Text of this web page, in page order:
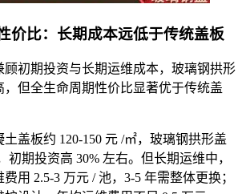
价比：长期成本远低于传统盖板
顾初期投资与长期运维成本，玻璃钢拱形
，但全生命周期性价比显著优于传统盖
盖板约 120-150 元 /㎡，玻璃钢拱形盖
初期投资高 30% 左右。但长期运维中，
用 2.5-3 万元 / 池，3-5 年需整体更换；